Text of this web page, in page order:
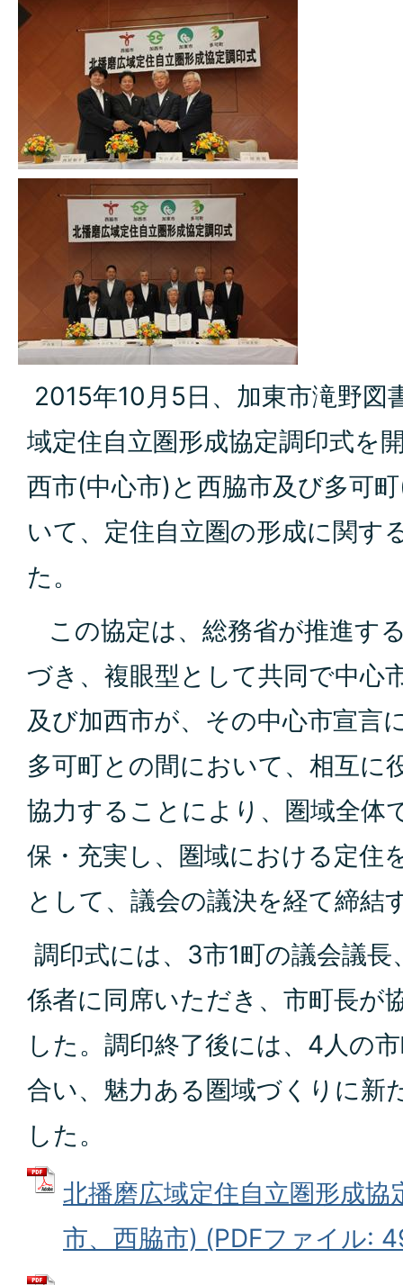
2015年10月5日、加東市滝野図
域定住自立圏形成協定調印式を
西市(中心市)と西脇市及び多可
いて、定住自立圏の形成に関す
た。
この協定は、総務省が推進す
づき、複眼型として共同で中心
及び加西市が、その中心市宣言
多可町との間において、相互に
協力することにより、圏域全体
保・充実し、圏域における定住
として、議会の議決を経て締結
調印式には、3市1町の議会議
係者に同席いただき、市町長が
した。調印終了後には、4人の
合い、魅力ある圏域づくりに新
した。
北播磨広域定住自立圏形成協
市、西脇市) (PDFファイル: